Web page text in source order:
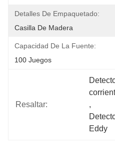
Detalles De Empaquetado:
Casilla De Madera
Capacidad De La Fuente:
100 Juegos
Resaltar:
,
Eddy